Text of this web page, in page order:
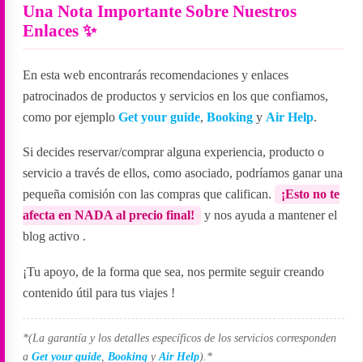
Una Nota Importante Sobre Nuestros
Enlaces ✨
En esta web encontrarás recomendaciones y enlaces
patrocinados de productos y servicios en los que confiamos,
como por ejemploGet your guide,Booking y Air Help.
Si decides reservar/comprar alguna experiencia, producto o
servicio a través de ellos, como asociado, podríamos ganar una
pequeña comisión con las compras que califican.
¡Esto no te
afecta en NADA al precio final!
y nos ayuda a mantener el
blog activo .
¡Tu apoyo, de la forma que sea, nos permite seguir creando
contenido útil para tus viajes !
*(La garantía y los detalles específicos de los servicios corresponden
aGet your guide,Booking yAir Help).*